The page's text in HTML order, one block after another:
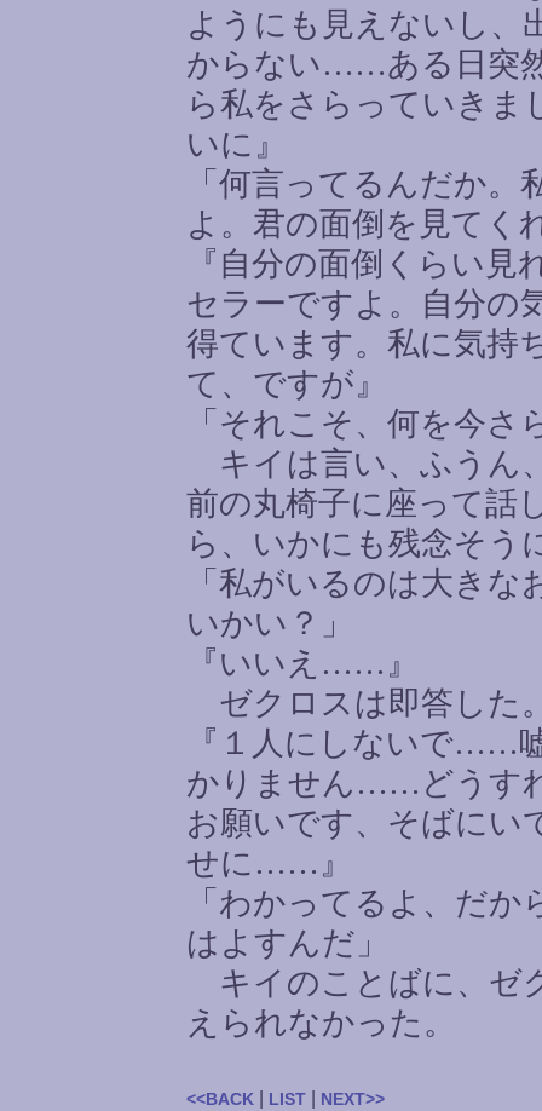
ようにも見えないし、
からない……ある日突
ら私をさらっていきま
いに』
「何言ってるんだか
よ。君の面倒を見てく
『自分の面倒くらい
セラーですよ。自分の
得ています。私に気持
て、ですが』
「それこそ、何を今さ
キイは言い、ふうん
前の丸椅子に座って話
ら、いかにも残念そう
「私がいるのは大きな
いかい？」
『いいえ …… 』
ゼクロスは即答した
『１人にしないで……
かりません …… どうす
お願いです、そばにい
せに …… 』
「わかってるよ、だ
はよすんだ」
キイのことばに、ゼ
えられなかった。
<<BACK LIST NEXT>>